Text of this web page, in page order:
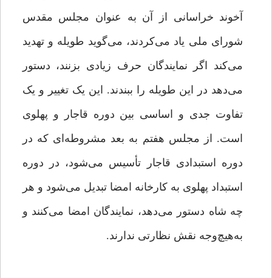
آخوند خراسانی از آن به عنوان مجلس مقدس
شورای ملی یاد می‌کردند، می‌گوید طویله و تهدید
می‌کند اگر نمایندگان حرف زیادی بزنند، دستور
می‌دهد در این طویله را ببندند. این یک تغییر و یک
تفاوت جدی و اساسی بین دوره قاجار و پهلوی
است. از مجلس هفتم به بعد مشروطه‌ای که در
دوره استبدادی قاجار تأسیس می‌شود، در دوره
استبداد پهلوی به کارخانه امضا تبدیل می‌شود و هر
چه شاه دستور می‌دهد، نمایندگان امضا می‌کنند و
به‌هیچ‌وجه نقش نظارتی ندارند.